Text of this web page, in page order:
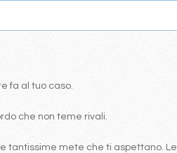
fa al tuo caso.
che non teme rivali.
tantissime mete che ti aspettano. Le